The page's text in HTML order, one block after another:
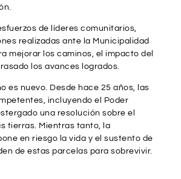
de líderes comunitarios,
realizadas ante la Municipalidad
mejorar los caminos, el impacto del
los avances logrados.
es nuevo. Desde hace 25 años, las
incluyendo el Poder
una resolución sobre el
tierras. Mientras tanto, la
en riesgo la vida y el sustento de
de estas parcelas para sobrevivir.